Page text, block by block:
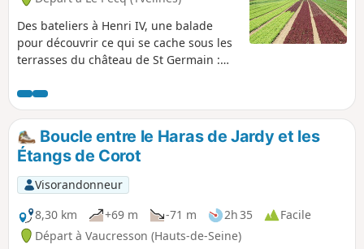
Des bateliers à Henri IV, une balade
pour découvrir ce qui se cache sous les
terrasses du château de St Germain :
pavillons, une découverte des arbres
d'Île-de-France, une promenade sous la
terrasse, les berges de la Seine et le
parc Corbière.
Boucle entre le Haras de Jardy et les
Étangs de Corot
Visorandonneur
8,30 km
+69 m -71 m 2h 35
Facile
Départ à Vaucresson (Hauts-de-Seine)